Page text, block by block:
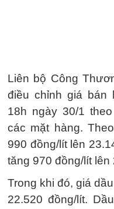
Liên bộ Công
điều chỉnh giá bán
18h ngày 30/1
các mặt hàng.
990 đồng/lít lên
tăng 970 đồng/lít lên
Trong khi đó, giá
22.520 đồng/lít.